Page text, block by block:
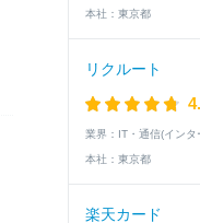
本社： 東京都
リクルート
業界：
本社： 東京都
楽天カード